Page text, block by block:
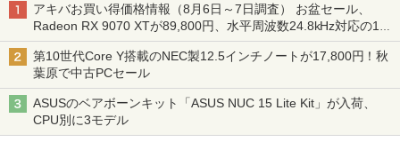
アキバお買い得価格情報（8月6日～7日調査） お盆セール、
Radeon RX 9070 XTが89,800円、水平周波数24.8kHz対応の17
型モニターが9,801円、暑さ指数連動セール ほか
第10世代Core Y搭載のNEC製12.5インチノートが17,800円！秋
葉原で中古PCセール
ASUSのベアボーンキット「ASUS NUC 15 Lite Kit」が入荷、
CPU別に3モデル